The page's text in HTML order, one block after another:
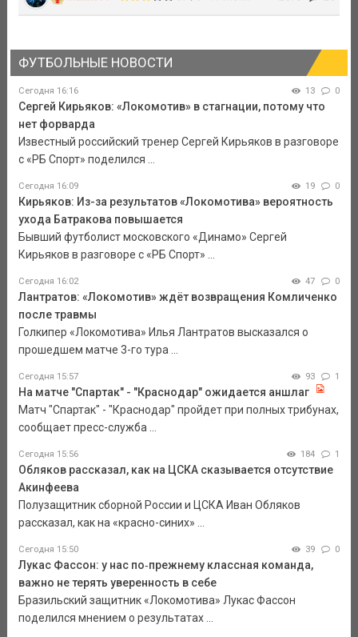
ФУТБОЛЬНЫЕ НОВОСТИ
Сегодня 16:16 13 0
Сергей Кирьяков: «Локомотив» в стагнации, потому что
нет форварда
Известный российский тренер Сергей Кирьяков в разговоре
с «РБ Спорт» поделился ...
Сегодня 16:09 19 0
Кирьяков: Из-за результатов «Локомотива» вероятность
ухода Батракова повышается
Бывший футболист московского «Динамо» Сергей
Кирьяков в разговоре с «РБ Спорт» ...
Сегодня 16:02 47 0
Лантратов: «Локомотив» ждёт возвращения Комличенко
после травмы
Голкипер «Локомотива» Илья Лантратов высказался о
прошедшем матче 3-го тура ...
Сегодня 15:57 93 1
На матче "Спартак" - "Краснодар" ожидается аншлаг
Матч "Спартак" - "Краснодар" пройдет при полных трибунах,
сообщает пресс-служба ...
Сегодня 15:56 184 1
Обляков рассказал, как на ЦСКА сказывается отсутствие
Акинфеева
Полузащитник сборной России и ЦСКА Иван Обляков
рассказал, как на «красно-синих» ...
Сегодня 15:50 39 0
Лукас Фассон: у нас по‑прежнему классная команда,
важно не терять уверенность в себе
Бразильский защитник «Локомотива» Лукас Фассон
поделился мнением о результатах ...